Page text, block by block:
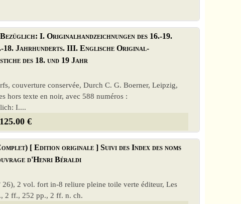
I. Originalhandzeichnungen des 16.-19.
18. Jahrhunderts. III. Englische Original-
des 18. und 19 Jahr
couverture conservée, Durch C. G. Boerner, Leipzig,
hors texte en noir, avec 588 numéros :
I....
125.00 €
[ Edition originale ] Suivi des Index des noms
d'Henri Béraldi
2 vol. fort in-8 reliure pleine toile verte éditeur, Les
2 ff., 252 pp., 2 ff. n. ch.